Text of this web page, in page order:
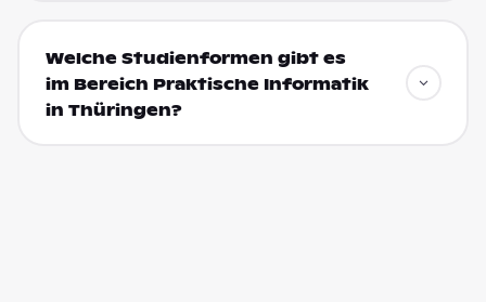
Welche Studienformen gibt es
im Bereich Praktische Informatik
in Thüringen?